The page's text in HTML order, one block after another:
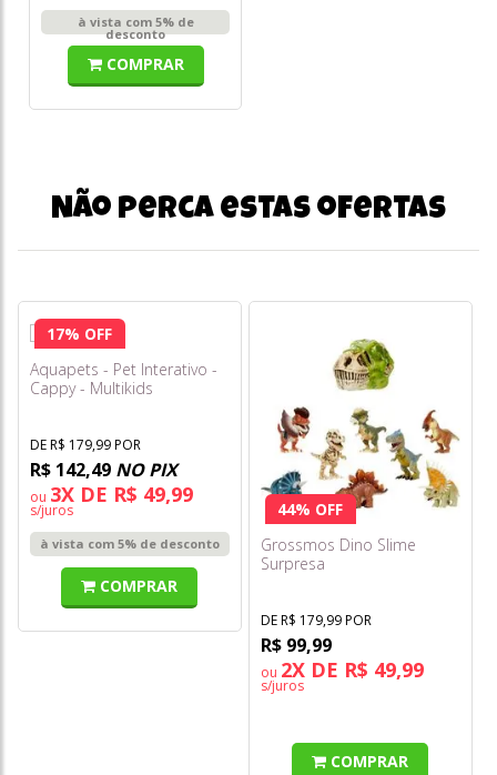
à vista com 5% de
desconto
COMPRAR
Não perca estas ofertas
17% OFF
Aquapets - Pet Interativo -
Cappy - Multikids
DE R$ 179,99 POR
R$ 142,49 NO PIX
ou 3X DE R$ 49,99
s/juros
à vista com 5% de desconto
COMPRAR
44% OFF
Grossmos Dino Slime
Surpresa
DE R$ 179,99 POR
R$ 99,99
ou 2X DE R$ 49,99
s/juros
COMPRAR